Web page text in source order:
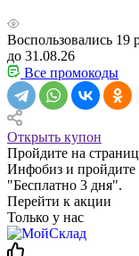
Воспользовались 19
до 31.08.26
Все промокоды
Открыть купон
Пройдите на
Инфобиз и пройдите
"Бесплатно 3 дня".
Перейти к акции
Только у нас